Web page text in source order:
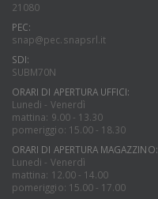
21080
PEC:
snap@pec.snapsrl.it
SDI:
SUBM70N
ORARI DI APERTURA UFFICI:
Lunedi - Venerdì
mattina: 9.00 - 13.30
pomeriggio: 15.00 - 18.30
ORARI DI APERTURA MAGAZZINO:
Lunedi - Venerdì
mattina: 12.00 - 14.00
pomeriggio: 15.00 - 17.00